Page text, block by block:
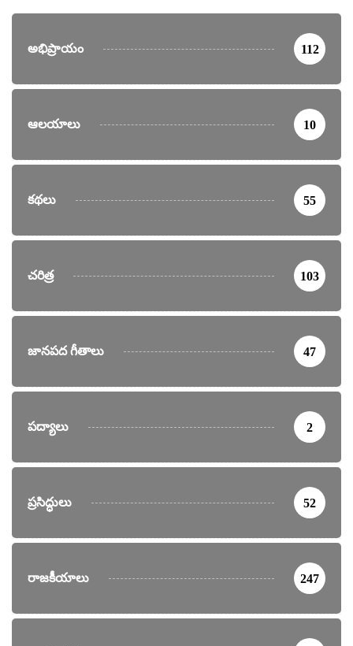
అభిప్రాయం 112
ఆలయాలు 10
కథలు 55
చరిత్ర 103
జానపద గీతాలు 47
పద్యాలు 2
ప్రసిద్ధులు 52
రాజకీయాలు 247